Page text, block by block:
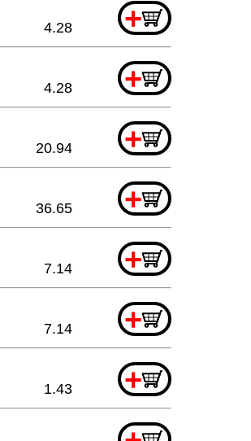
+
4.28
+
4.28
+
20.94
+
36.65
+
7.14
+
7.14
+
1.43